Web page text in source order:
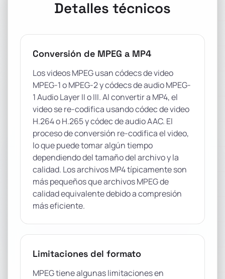
Detalles técnicos
Conversión de MPEG a MP4
Los videos MPEG usan códecs de video
MPEG-1 o MPEG-2 y códecs de audio MPEG-
1 Audio Layer II o III. Al convertir a MP4, el
video se re-codifica usando códec de video
H.264 o H.265 y códec de audio AAC. El
proceso de conversión re-codifica el video,
lo que puede tomar algún tiempo
dependiendo del tamaño del archivo y la
calidad. Los archivos MP4 típicamente son
más pequeños que archivos MPEG de
calidad equivalente debido a compresión
más eficiente.
Limitaciones del formato
MPEG tiene algunas limitaciones en